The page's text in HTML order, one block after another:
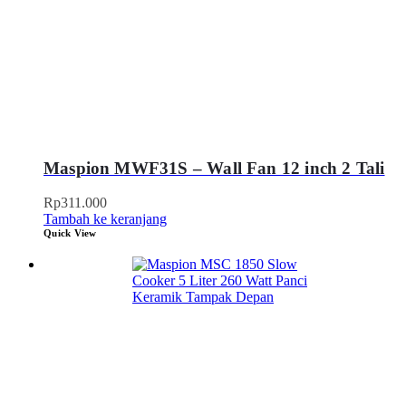
Maspion MWF31S – Wall Fan 12 inch 2 Tali
Rp311.000
Tambah ke keranjang
Quick View